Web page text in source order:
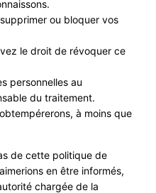
ou bloquer vos
le droit de révoquer ce
personnelles au
du traitement.
à moins que
de cette politique de
en être informés,
chargée de la